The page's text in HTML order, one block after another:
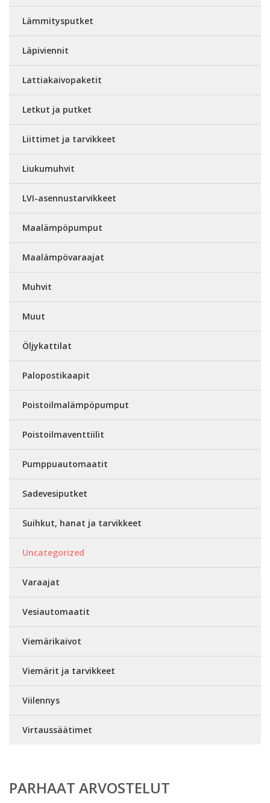
Lämmitysputket
Läpiviennit
Lattiakaivopaketit
Letkut ja putket
Liittimet ja tarvikkeet
Liukumuhvit
LVI-asennustarvikkeet
Maalämpöpumput
Maalämpövaraajat
Muhvit
Muut
Öljykattilat
Palopostikaapit
Poistoilmalämpöpumput
Poistoilmaventtiilit
Pumppuautomaatit
Sadevesiputket
Suihkut, hanat ja tarvikkeet
Uncategorized
Varaajat
Vesiautomaatit
Viemärikaivot
Viemärit ja tarvikkeet
Viilennys
Virtaussäätimet
PARHAAT ARVOSTELUT